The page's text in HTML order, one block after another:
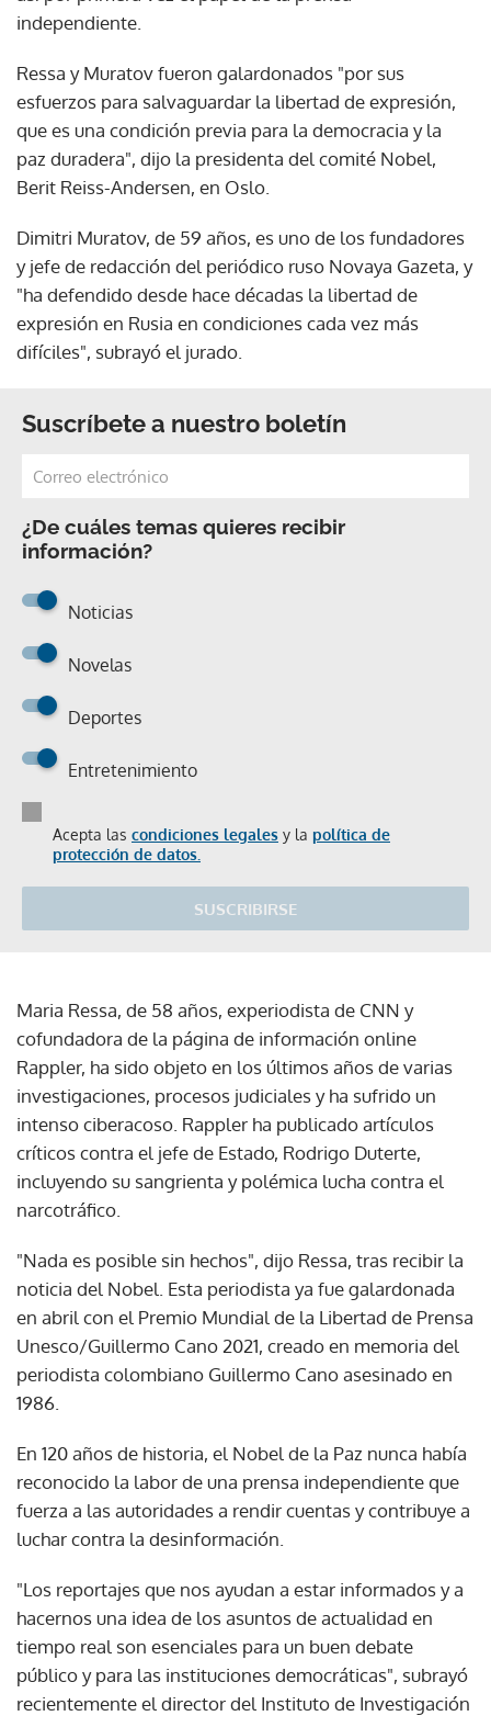
independiente.
Ressa y Muratov fueron galardonados "por sus
esfuerzos para salvaguardar la libertad de expresión,
que es una condición previa para la democracia y la
paz duradera", dijo la presidenta del comité Nobel,
Berit Reiss-Andersen, en Oslo.
Dimitri Muratov, de 59 años, es uno de los fundadores
y jefe de redacción del periódico ruso Novaya Gazeta, y
"ha defendido desde hace décadas la libertad de
expresión en Rusia en condiciones cada vez más
difíciles", subrayó el jurado.
Suscríbete a nuestro boletín
¿De cuáles temas quieres recibir
información?
Noticias
Novelas
Deportes
Entretenimiento
Acepta las condiciones legales y la política de
protección de datos.
SUSCRIBIRSE
Maria Ressa, de 58 años, experiodista de CNN y
cofundadora de la página de información online
Rappler, ha sido objeto en los últimos años de varias
investigaciones, procesos judiciales y ha sufrido un
intenso ciberacoso. Rappler ha publicado artículos
críticos contra el jefe de Estado, Rodrigo Duterte,
incluyendo su sangrienta y polémica lucha contra el
narcotráfico.
"Nada es posible sin hechos", dijo Ressa, tras recibir la
noticia del Nobel. Esta periodista ya fue galardonada
en abril con el Premio Mundial de la Libertad de Prensa
Unesco/Guillermo Cano 2021, creado en memoria del
periodista colombiano Guillermo Cano asesinado en
1986.
En 120 años de historia, el Nobel de la Paz nunca había
reconocido la labor de una prensa independiente que
fuerza a las autoridades a rendir cuentas y contribuye a
luchar contra la desinformación.
"Los reportajes que nos ayudan a estar informados y a
hacernos una idea de los asuntos de actualidad en
tiempo real son esenciales para un buen debate
público y para las instituciones democráticas", subrayó
recientemente el director del Instituto de Investigación